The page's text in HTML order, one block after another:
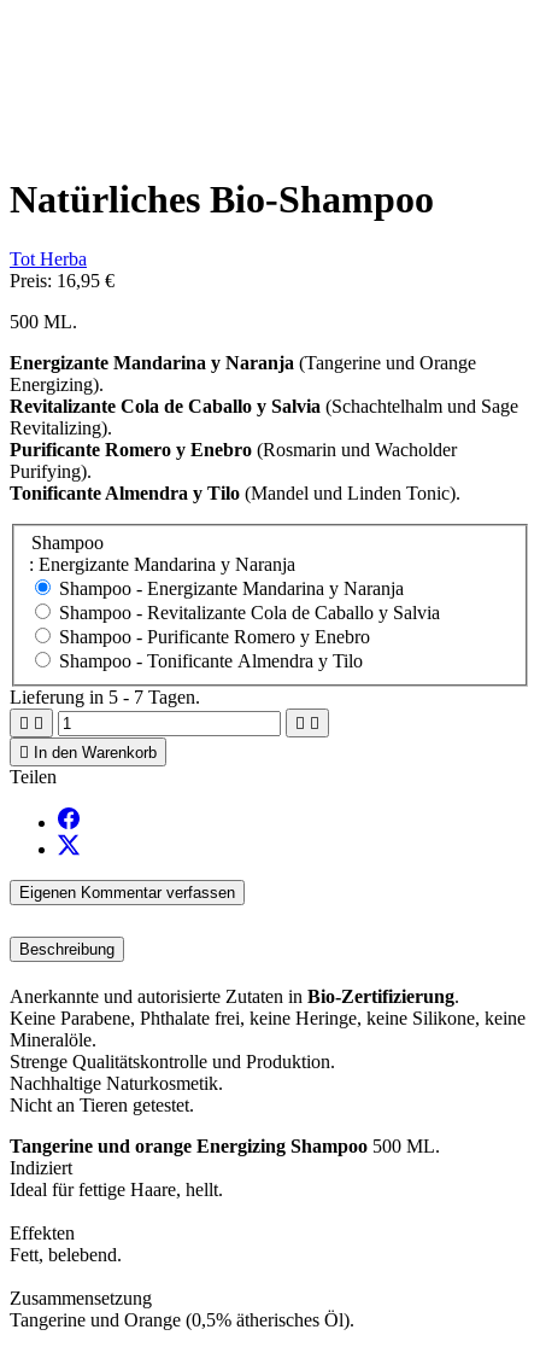
Natürliches Bio-Shampoo
Tot Herba
Preis: 16,95 €
500 ML.
Energizante Mandarina y Naranja (Tangerine und Orange
Energizing).
Revitalizante Cola de Caballo y Salvia (Schachtelhalm und Sage
Revitalizing).
Purificante Romero y Enebro (Rosmarin und Wacholder
Purifying).
Tonificante Almendra y Tilo (Mandel und Linden Tonic).
Shampoo
: Energizante Mandarina y Naranja
Shampoo - Energizante Mandarina y Naranja
Shampoo - Revitalizante Cola de Caballo y Salvia
Shampoo - Purificante Romero y Enebro
Shampoo - Tonificante Almendra y Tilo
Lieferung in 5 - 7 Tagen.
   

In den Warenkorb
Teilen
Eigenen Kommentar verfassen
Beschreibung
Anerkannte und autorisierte Zutaten in Bio-Zertifizierung.
Keine Parabene, Phthalate frei, keine Heringe, keine Silikone, keine
Mineralöle.
Strenge Qualitätskontrolle und Produktion.
Nachhaltige Naturkosmetik.
Nicht an Tieren getestet.
Tangerine und orange Energizing Shampoo 500 ML.
Indiziert
Ideal für fettige Haare, hellt.
Effekten
Fett, belebend.
Zusammensetzung
Tangerine und Orange (0,5% ätherisches Öl).